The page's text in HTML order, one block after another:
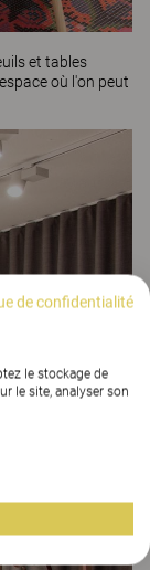
et tables
où l'on peut
de confidentialité
le stockage de
le site, analyser son